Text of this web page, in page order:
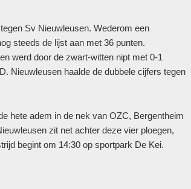
Sv Nieuwleusen. Wederom een
steeds de lijst aan met 36 punten.
werd door de zwart-witten nipt met 0-1
Nieuwleusen haalde de dubbele cijfers tegen
hete adem in de nek van OZC, Bergentheim
zit net achter deze vier ploegen,
begint om 14:30 op sportpark De Kei.